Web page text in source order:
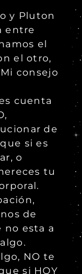
y Pluton
entre
el
el otro,
consejo
cuenta
de
si es
o
tu
de
no esta a
NO te
si HOY